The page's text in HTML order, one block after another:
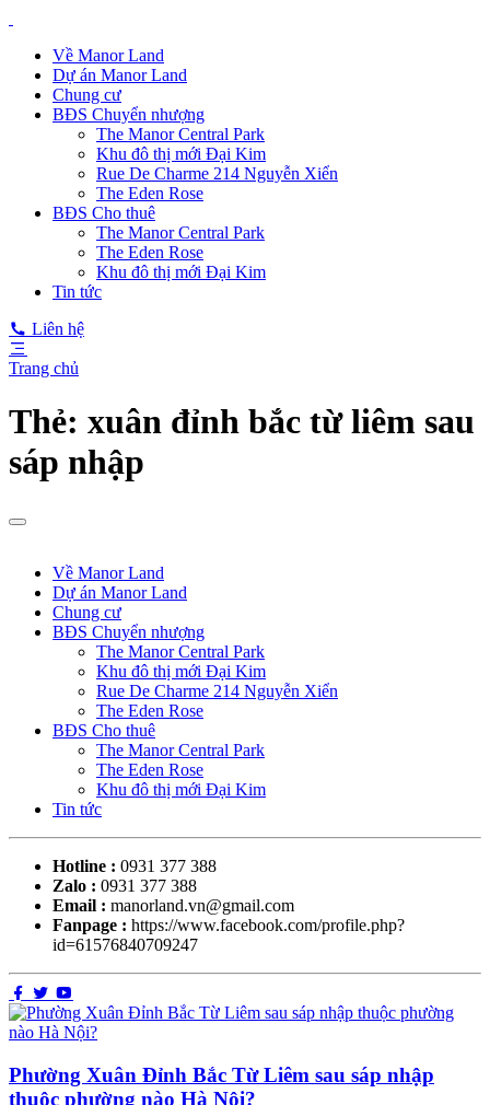
Về Manor Land
Dự án Manor Land
Chung cư
BĐS Chuyển nhượng
The Manor Central Park
Khu đô thị mới Đại Kim
Rue De Charme 214 Nguyễn Xiển
The Eden Rose
BĐS Cho thuê
The Manor Central Park
The Eden Rose
Khu đô thị mới Đại Kim
Tin tức
Liên hệ
Trang chủ
Thẻ: xuân đỉnh bắc từ liêm sau
sáp nhập
Về Manor Land
Dự án Manor Land
Chung cư
BĐS Chuyển nhượng
The Manor Central Park
Khu đô thị mới Đại Kim
Rue De Charme 214 Nguyễn Xiển
The Eden Rose
BĐS Cho thuê
The Manor Central Park
The Eden Rose
Khu đô thị mới Đại Kim
Tin tức
Hotline : 0931 377 388
Zalo : 0931 377 388
Email : manorland.vn@gmail.com
Fanpage : https://www.facebook.com/profile.php?
id=61576840709247
Phường Xuân Đỉnh Bắc Từ Liêm sau sáp nhập
thuộc phường nào Hà Nội?